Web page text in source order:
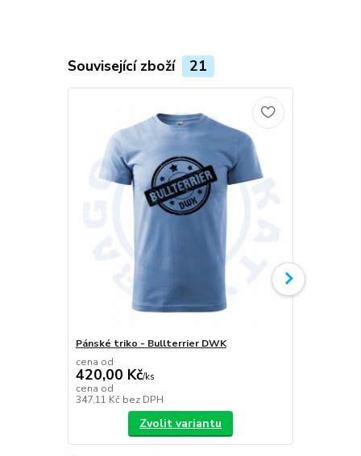
Související zboží 21
Pánské triko - Bullterrier DWK
cena od
420,00 Kč/ks
cena od
347,11 Kč bez DPH
Zvolit variantu